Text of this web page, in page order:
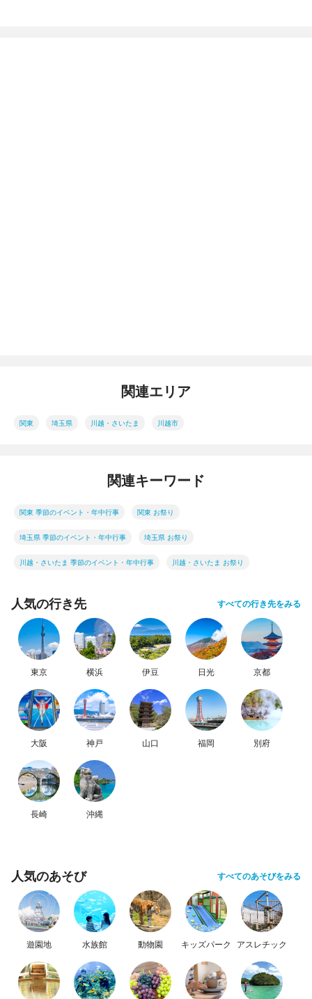
関連エリア
関東 埼玉県 川越・さいたま 川越市
関連キーワード
関東 季節のイベント・年中行事 関東 お祭り
埼玉県 季節のイベント・年中行事 埼玉県 お祭り
川越・さいたま 季節のイベント・年中行事 川越・さいたま お祭り
人気の行き先 すべての行き先をみる
東京 横浜 伊豆 日光 京都
大阪 神戸 山口 福岡 別府
長崎 沖縄
人気のあそび すべてのあそびをみる
遊園地 水族館 動物園 キッズパーク アスレチック